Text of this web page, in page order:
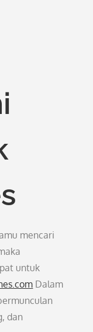
mencari
untuk
Dalam
dan